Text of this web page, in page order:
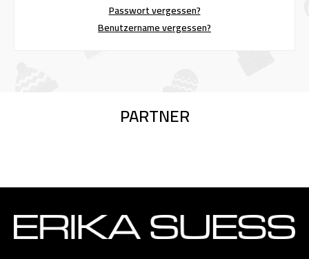
Passwort vergessen?
Benutzername vergessen?
PARTNER